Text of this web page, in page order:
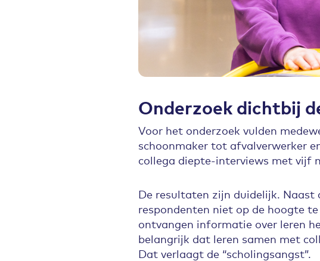
Onderzoek dichtbij
Voor het onderzoek vulden
schoonmaker tot afvalverwerker
collega diepte-interviews met vijf
De resultaten zijn duidelijk. Naast
respondenten niet op de hoogte
ontvangen informatie over leren
belangrijk dat leren samen met
Dat verlaagt de “scholingsangst”.